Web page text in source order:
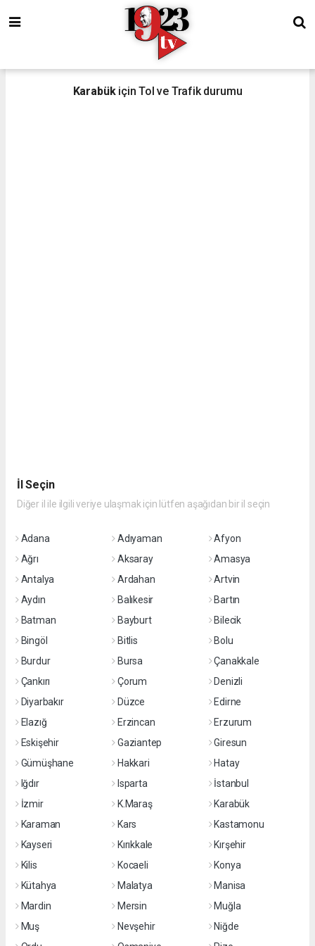
Karabük için Tol ve Trafik durumu
İl Seçin
Diğer il ile ilgili veriye ulaşmak için lütfen aşağıdan bir il seçin
Adana Adıyaman
Afyon
Ağrı
Aksaray
Amasya
Antalya
Ardahan
Artvin
Aydın
Balıkesir
Bartın
Batman
Bayburt
Bilecik
Bingöl
Bitlis
Bolu
Burdur
Bursa
Çanakkale
Çankırı
Çorum
Denizli
Diyarbakır
Düzce
Edirne
Elazığ
Erzincan
Erzurum
Eskişehir
Gaziantep
Giresun
Gümüşhane
Hakkari
Hatay
Iğdır
Isparta
İstanbul
İzmir
K.Maraş
Karabük
Karaman
Kars
Kastamonu
Kayseri
Kırıkkale
Kırşehir
Kilis
Kocaeli
Konya
Kütahya
Malatya
Manisa
Mardin
Mersin
Muğla
Muş
Nevşehir
Niğde